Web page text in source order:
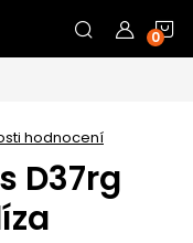
hodnocení
D37rg